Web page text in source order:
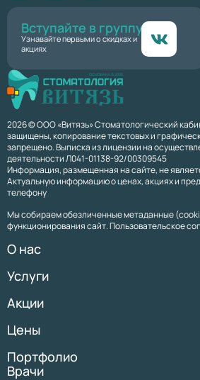
2026 © ООО «Витязь» Стоматологический
защищены, копирование текстовых и
запрещено. Выписка из лицензии на
деятельности Л041-01138-92/00309545
Информация, размещенная на сайте, не
Актуальную информацию о ценах, акциях и
телефону
Мы собираем обезличенные метаданные
функционирования сайт. Пользовательское
О нас
Услуги
Акции
Цены
Портфолио
Врачи
Вступайте в группу
Узнавайте первыми о скидках и
акциях